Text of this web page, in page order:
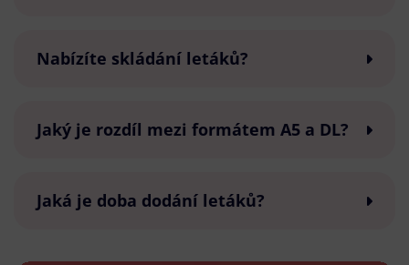
Nabízíte skládání letáků?
Jaký je rozdíl mezi formátem A5 a DL?
Jaká je doba dodání letáků?